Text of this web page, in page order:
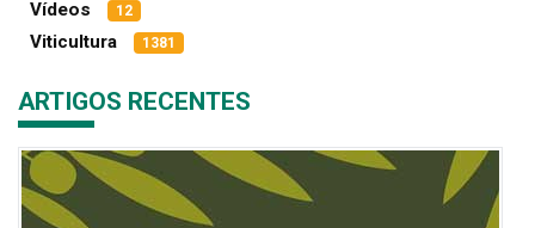
Vídeos 12
Viticultura 1381
ARTIGOS RECENTES